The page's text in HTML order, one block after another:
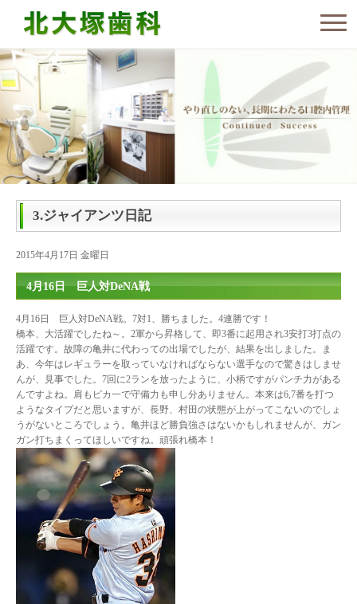
3.ジャイアンツ日記
2015年4月17日 金曜日
4月16日 巨人対DeNA戦
4月16日 巨人対DeNA戦。7対1、勝ちました。4連勝です！
橋本、大活躍でしたね～。2軍から昇格して、即3番に起用され3安打3打点の
活躍です。故障の亀井に代わっての出場でしたが、結果を出しました。ま
あ、今年はレギュラーを取っていなければならない選手なので驚きはしませ
んが、見事でした。7回に2ランを放ったように、小柄ですがパンチ力がある
んですよね。肩もピカ一で守備力も申し分ありません。本来は6,7番を打つ
ようなタイプだと思いますが、長野、村田の状態が上がってこないのでしょ
うがないところでしょう。亀井ほど勝負強さはないかもしれませんが、ガン
ガン打ちまくってほしいですね。頑張れ橋本！